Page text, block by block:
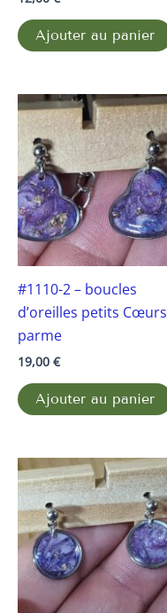
Ajouter au panier
#1110-2 – boucles
d’oreilles petits Cœurs
parme
19,00 €
Ajouter au panier